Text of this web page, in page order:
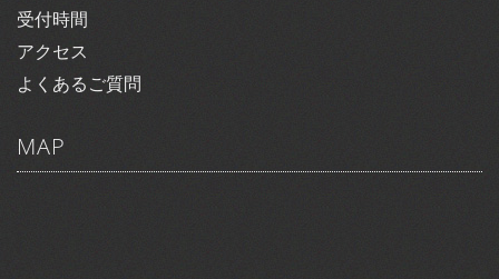
受付時間
アクセス
よくあるご質問
MAP